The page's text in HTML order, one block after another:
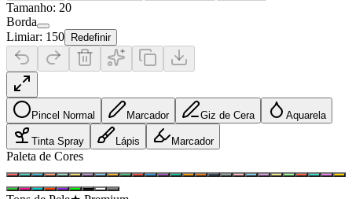
Tamanho: 20
Borda
Limiar: 150 Redefinir
Pincel Normal Marcador Giz de Cera Aquarela
Tinta Spray Lápis Marcador
Paleta de Cores